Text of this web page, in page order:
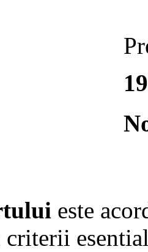
este
criterii